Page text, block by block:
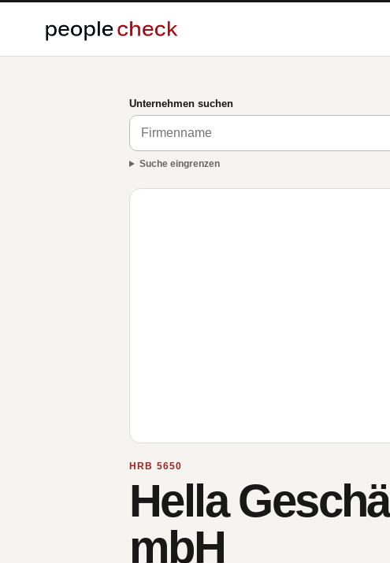
Unternehmen suchen
Suche eingrenzen
HRB 5650
Hella
mbH